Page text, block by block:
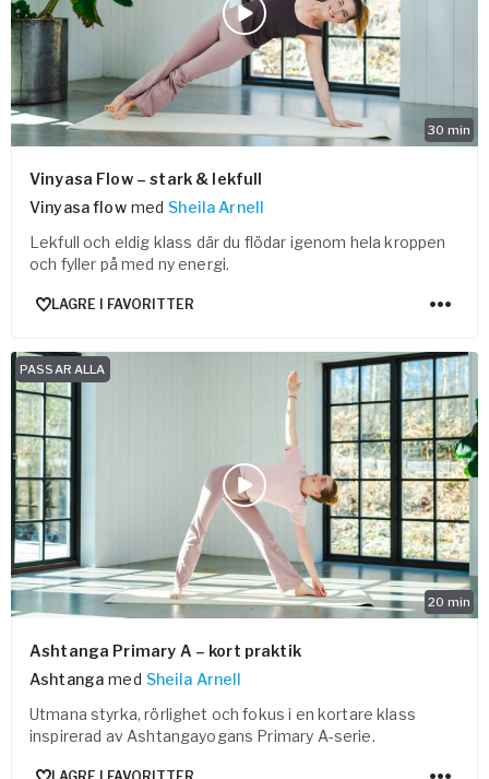
30 min
Vinyasa Flow – stark & lekfull
Vinyasa flow med Sheila Arnell
Lekfull och eldig klass där du flödar igenom hela kroppen
och fyller på med ny energi.
LAGRE I FAVORITTER
20 min
PASSAR ALLA
Ashtanga Primary A – kort praktik
Ashtanga med Sheila Arnell
Utmana styrka, rörlighet och fokus i en kortare klass
inspirerad av Ashtangayogans Primary A-serie.